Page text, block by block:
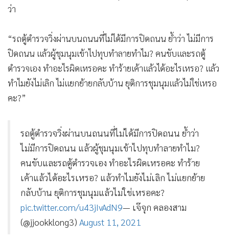
ว่า
“รถตู้ตำรวจวิ่งผ่านบนถนนที่ไม่ได้มีการปิดถนน ย้ำว่า ไม่มีการ
ปิดถนน แล้วผู้ชุมนุมเข้าไปทุบทำลายทำไม? คนขับและรถตู้
ตำรวจเอง ทำอะไรผิดเหรอคะ ทำร้ายเค้าแล้วได้อะไรเหรอ? แล้ว
ทำไมยังไม่เลิก ไม่แยกย้ายกลับบ้าน ยุติการชุมนุมแล้วไม่ใช่เหรอ
คะ?”
รถตู้ตำรวจวิ่งผ่านบนถนนที่ไม่ได้มีการปิดถนน ย้ำว่า
ไม่มีการปิดถนน แล้วผู้ชุมนุมเข้าไปทุบทำลายทำไม?
คนขับและรถตู้ตำรวจเอง ทำอะไรผิดเหรอคะ ทำร้าย
เค้าแล้วได้อะไรเหรอ? แล้วทำไมยังไม่เลิก ไม่แยกย้าย
กลับบ้าน ยุติการชุมนุมแล้วไม่ใช่เหรอคะ?
pic.twitter.com/u43jIvAdN9— เจ๊จุก คลองสาม
(@jjookklong3) August 11, 2021